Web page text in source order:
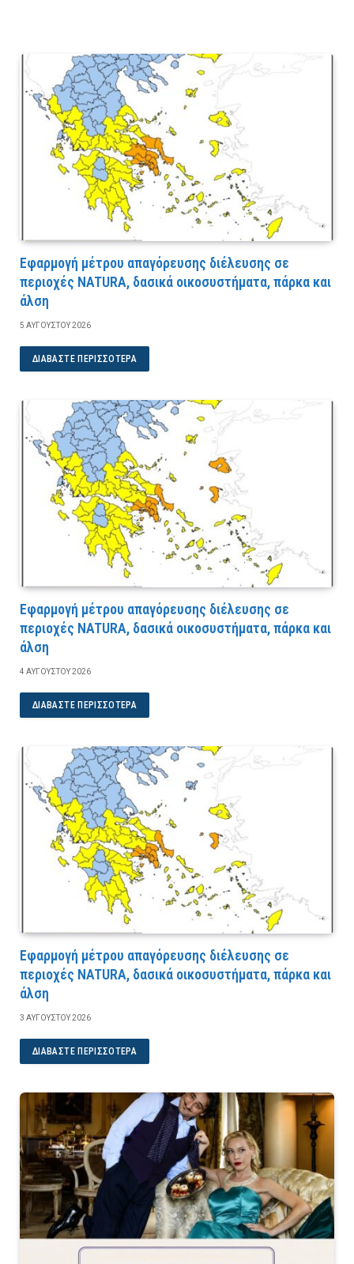
Εφαρμογή μέτρου απαγόρευσης διέλευσης σε
περιοχές NATURA, δασικά οικοσυστήματα, πάρκα και
άλση
5 ΑΥΓΟΎΣΤΟΥ 2026
ΔΙΑΒΆΣΤΕ ΠΕΡΙΣΣΌΤΕΡΑ
Εφαρμογή μέτρου απαγόρευσης διέλευσης σε
περιοχές NATURA, δασικά οικοσυστήματα, πάρκα και
άλση
4 ΑΥΓΟΎΣΤΟΥ 2026
ΔΙΑΒΆΣΤΕ ΠΕΡΙΣΣΌΤΕΡΑ
Εφαρμογή μέτρου απαγόρευσης διέλευσης σε
περιοχές NATURA, δασικά οικοσυστήματα, πάρκα και
άλση
3 ΑΥΓΟΎΣΤΟΥ 2026
ΔΙΑΒΆΣΤΕ ΠΕΡΙΣΣΌΤΕΡΑ